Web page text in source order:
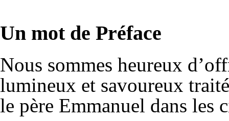
Un mot de Préface
Nous sommes heureux
lumineux et savoureux
le père Emmanuel dans les